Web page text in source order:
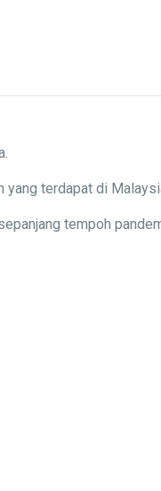
yang terdapat di
tempoh